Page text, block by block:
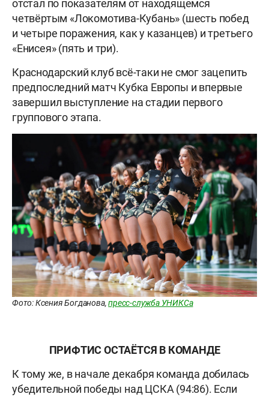
отстал по показателям от находящемся
четвёртым «Локомотива-Кубань» (шесть побед
и четыре поражения, как у казанцев) и третьего
«Енисея» (пять и три).
Краснодарский клуб всё-таки не смог зацепить
предпоследний матч Кубка Европы и впервые
завершил выступление на стадии первого
группового этапа.
Фото: Ксения Богданова,пресс-служба УНИКСа
ПРИФТИС ОСТАЁТСЯ В КОМАНДЕ
К тому же, в начале декабря команда добилась
убедительной победы над ЦСКА (94:86). Если